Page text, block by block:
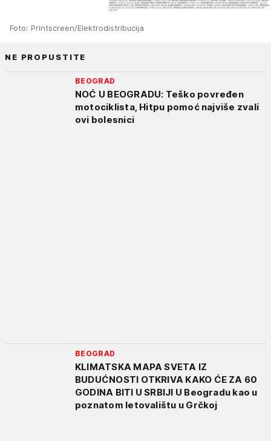
Foto: Printscreen/Elektrodistribucija
NE PROPUSTITE
BEOGRAD
NOĆ U BEOGRADU: Teško povređen
motociklista, Hitpu pomoć najviše zvali
ovi bolesnici
BEOGRAD
KLIMATSKA MAPA SVETA IZ
BUDUĆNOSTI OTKRIVA KAKO ĆE ZA 60
GODINA BITI U SRBIJI U Beogradu kao u
poznatom letovalištu u Grčkoj